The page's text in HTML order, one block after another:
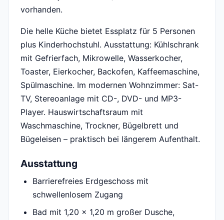
vorhanden.
Die helle Küche bietet Essplatz für 5 Personen
plus Kinderhochstuhl. Ausstattung: Kühlschrank
mit Gefrierfach, Mikrowelle, Wasserkocher,
Toaster, Eierkocher, Backofen, Kaffeemaschine,
Spülmaschine. Im modernen Wohnzimmer: Sat-
TV, Stereoanlage mit CD-, DVD- und MP3-
Player. Hauswirtschaftsraum mit
Waschmaschine, Trockner, Bügelbrett und
Bügeleisen – praktisch bei längerem Aufenthalt.
Ausstattung
Barrierefreies Erdgeschoss mit
schwellenlosem Zugang
Bad mit 1,20 x 1,20 m großer Dusche,